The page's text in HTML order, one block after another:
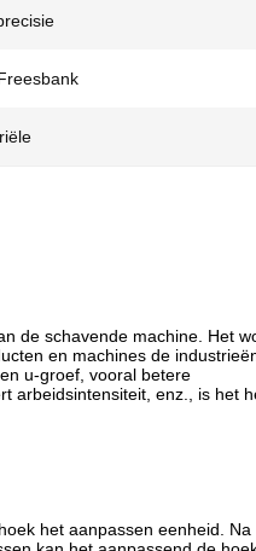
de schavende machine. Het
en machines de
u-groef, vooral betere
arbeidsintensiteit, enz., is het
het aanpassen eenheid. Na